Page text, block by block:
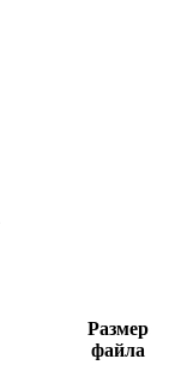
Размер
файла